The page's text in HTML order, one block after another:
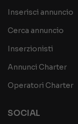
Inserisci annuncio
Cerca annuncio
Inserzionisti
Annunci Charter
Operatori Charter
SOCIAL